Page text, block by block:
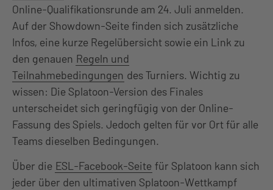
Online-Qualifikationsrunde am 24. Juli anmelden.
Auf der Showdown-Seite finden sich zusätzliche
Infos, eine kurze Regelübersicht sowie ein Link zu
den genauen Regeln und
Teilnahmebedingungen des Turniers. Wichtig zu
wissen: Die Splatoon-Version des Finales
unterscheidet sich geringfügig von der Online-
Fassung des Spiels. Jedoch gelten für vor Ort für alle
Teams dieselben Bedingungen.
Über die ESL-Facebook-Seite für Splatoon kann sich
jeder über den ultimativen Splatoon-Wettkampf